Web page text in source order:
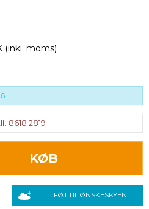
(inkl. moms)
8618 2819
KØB
TILFØJ TIL ØNSKESKYEN